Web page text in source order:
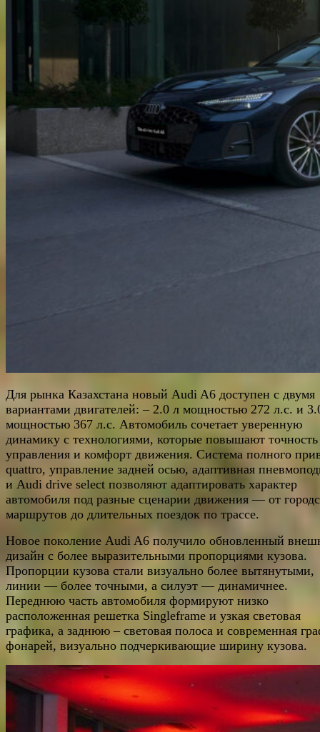
Для рынка Казахстана новый Audi A6 доступен с двумя
вариантами двигателей: – 2.0 л мощностью 272 л.с. и
мощностью 367 л.с. Автомобиль сочетает уверенную
динамику с технологиями, которые повышают точность
управления и комфорт движения. Система полного
quattro, управление задней осью, адаптивная
и Audi drive select позволяют адаптировать характер
автомобиля под разные сценарии движения — от
маршрутов до длительных поездок по трассе.
Новое поколение Audi A6 получило обновленный
дизайн с более выразительными пропорциями кузова.
Пропорции кузова стали визуально более вытянутыми,
линии — более точными, а силуэт — динамичнее.
Переднюю часть автомобиля формируют низко
расположенная решетка Singleframe и узкая световая
графика, а заднюю – световая полоса и современная
фонарей, визуально подчеркивающие ширину кузова.